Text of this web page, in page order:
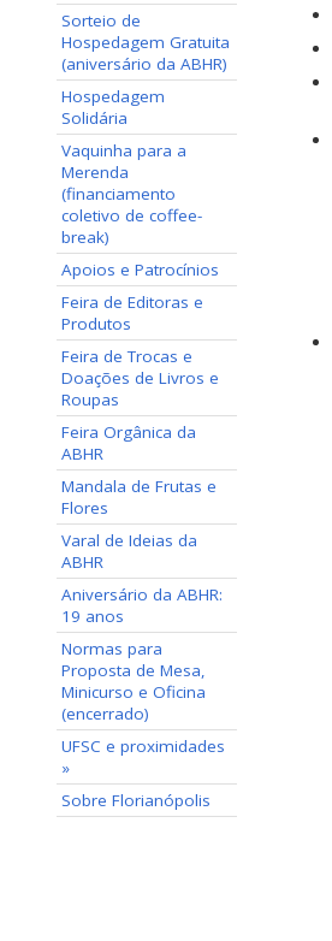
Sorteio de
Hospedagem Gratuita
(aniversário da ABHR)
Hospedagem
Solidária
Vaquinha para a
Merenda
(financiamento
coletivo de coffee-
break)
Apoios e Patrocínios
Feira de Editoras e
Produtos
Feira de Trocas e
Doações de Livros e
Roupas
Feira Orgânica da
ABHR
Mandala de Frutas e
Flores
Varal de Ideias da
ABHR
Aniversário da ABHR:
19 anos
Normas para
Proposta de Mesa,
Minicurso e Oficina
(encerrado)
UFSC e proximidades
»
Sobre Florianópolis